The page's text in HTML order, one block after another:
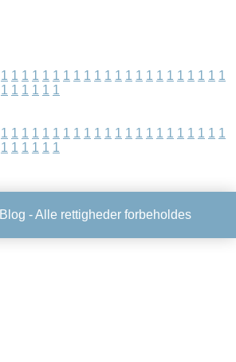
1 1 1 1 1 1 1 1 1 1 1 1 1 1 1 1 1 1 1 1 1 1
1 1 1 1 1 1
1 1 1 1 1 1 1 1 1 1 1 1 1 1 1 1 1 1 1 1 1 1
1 1 1 1 1 1
Blog - Alle rettigheder forbeholdes